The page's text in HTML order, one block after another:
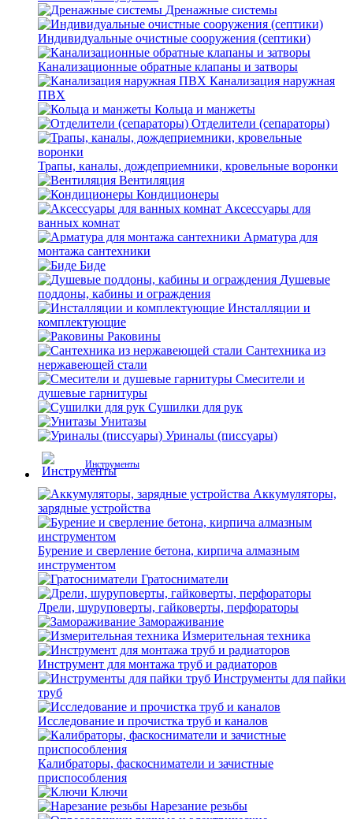
Дренажные системы
Индивидуальные очистные сооружения (септики)
Канализационные обратные клапаны и затворы
Канализация наружная
ПВХ
Кольца и манжеты
Отделители (сепараторы)
Трапы, каналы, дождеприемники, кровельные воронки
Вентиляция
Кондиционеры
Аксессуары для
ванных комнат
Арматура для
монтажа сантехники
Биде
Душевые
поддоны, кабины и ограждения
Инсталляции и
комплектующие
Раковины
Сантехника из
нержавеющей стали
Смесители и
душевые гарнитуры
Сушилки для рук
Унитазы
Уриналы (писсуары)
Инструменты
Аккумуляторы,
зарядные устройства
Бурение и сверление бетона, кирпича алмазным
инструментом
Гратосниматели
Дрели, шуруповерты, гайковерты, перфораторы
Замораживание
Измерительная техника
Инструмент для монтажа труб и радиаторов
Инструменты для пайки
труб
Исследование и прочистка труб и каналов
Калибраторы, фаскосниматели и зачистные
приспособления
Ключи
Нарезание резьбы